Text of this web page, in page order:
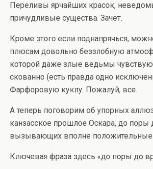
Переливы ярчайших красок,
причудливые существа. Зачет.
Кроме этого если поднапрячься,
плюсам довольно беззлобную
которой даже злые ведьмы
скованно (есть правда одно
Фарфоровую куклу. Пожалуй, все.
А теперь поговорим об упорных
канзасское прошлое Оскара, до поры
вызывающих вполне
Ключевая фраза здесь «до поры до